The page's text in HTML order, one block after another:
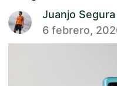
Juanjo Segura
6 febrero,